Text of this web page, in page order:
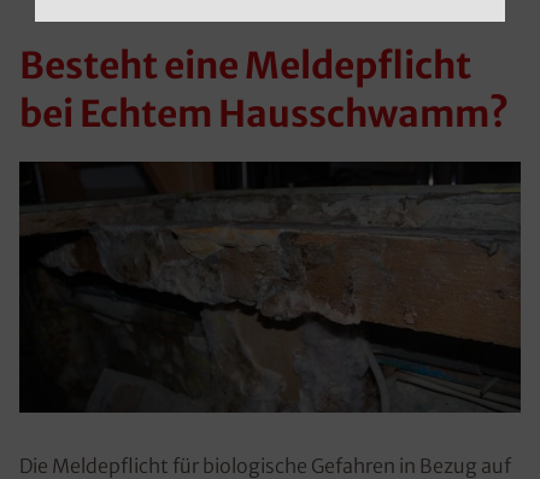
Besteht eine Meldepflicht
bei Echtem Hausschwamm?
Die Meldepflicht für biologische Gefahren in Bezug auf